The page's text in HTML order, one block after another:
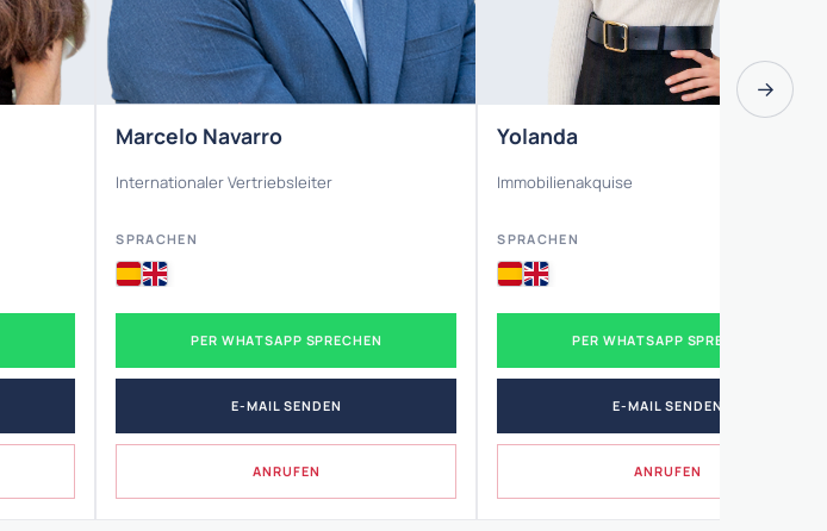
Marcelo Navarro
Internationaler Vertriebsleiter
SPRACHEN
PER WHATSAPP SPRECHEN
E-MAIL SENDEN
ANRUFEN
Yolanda
Immobilienakquise
SPRACHEN
PER WHATSAPP SPRECHEN
E-MAIL SENDEN
ANRUFEN
→